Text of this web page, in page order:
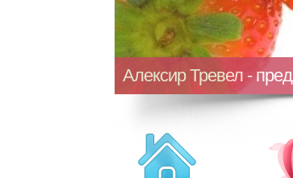
Алексир Тревел -